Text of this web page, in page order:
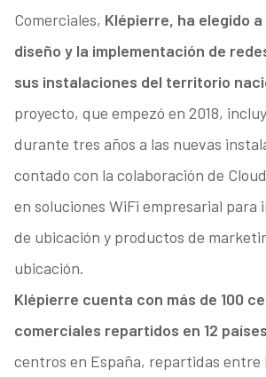
Comerciales, Klépierre, ha elegido a
diseño y la implementación de
sus instalaciones del territorio
proyecto, que empezó en 2018,
durante tres años a las nuevas
contado con la colaboración de
en soluciones WiFi empresarial para
de ubicación y productos de
ubicación.
Klépierre cuenta con más de 100
comerciales repartidos en 12 países
centros en España, repartidas entre